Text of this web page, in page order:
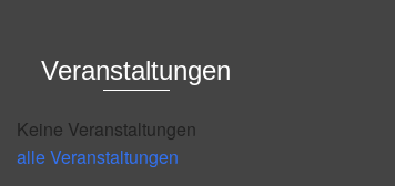
Veranstaltungen
Keine Veranstaltungen
alle Veranstaltungen